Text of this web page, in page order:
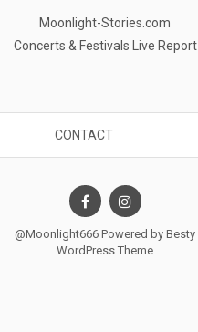
Moonlight-Stories.com
Concerts & Festivals Live Report
CONTACT
@Moonlight666 Powered by Besty
WordPress Theme